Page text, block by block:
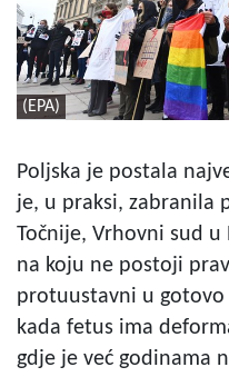
(EPA)
Poljska je postala
je, u praksi, zabranila
Točnije, Vrhovni sud
na koju ne postoji
protuustavni u gotovo
kada fetus ima
gdje je već godinama